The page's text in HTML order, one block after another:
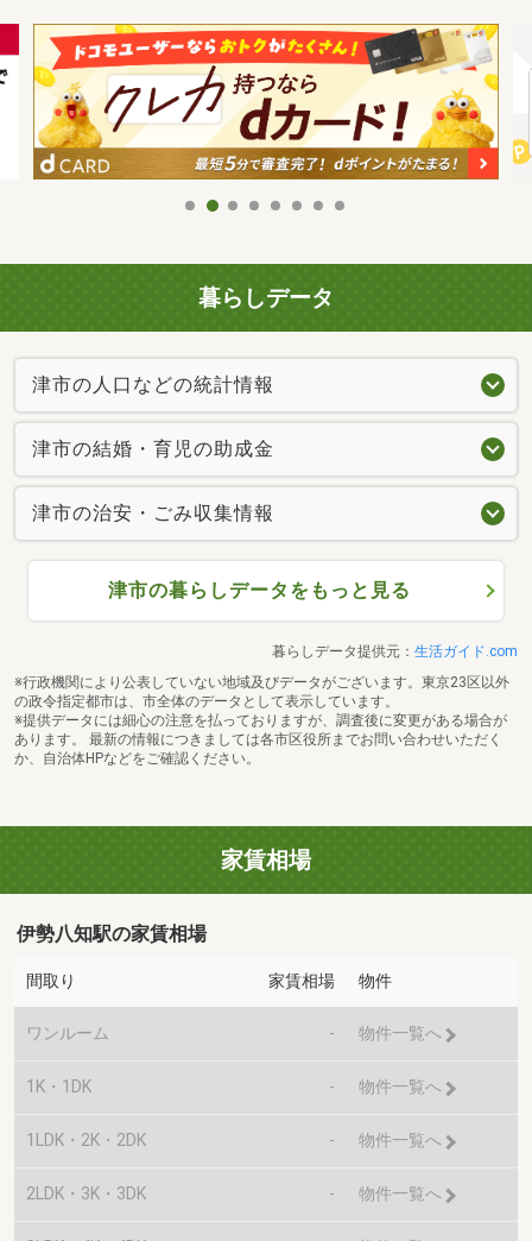
暮らしデータ
津市の人口などの統計情報
津市の結婚・育児の助成金
津市の治安・ごみ収集情報
津市の暮らしデータをもっと見る
暮らしデータ提供元： 生活ガイド.com
※行政機関により公表していない地域及びデータがございます。東京23区以外
の政令指定都市は、市全体のデータとして表示しています。
※提供データには細心の注意を払っておりますが、調査後に変更がある場合が
あります。 最新の情報につきましては各市区役所までお問い合わせいただく
か、自治体HPなどをご確認ください。
家賃相場
伊勢八知駅の家賃相場
間取り 家賃相場 物件
ワンルーム - 物件一覧へ
1K・1DK - 物件一覧へ
1LDK・2K・2DK - 物件一覧へ
2LDK・3K・3DK - 物件一覧へ